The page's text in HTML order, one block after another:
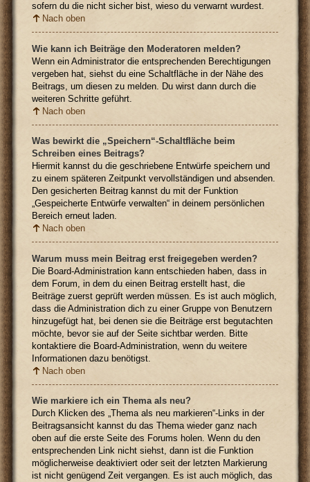
sofern du die nicht sicher bist, wieso du verwarnt wurdest.
Nach oben
Wie kann ich Beiträge den Moderatoren melden?
Wenn ein Administrator die entsprechenden Berechtigungen
vergeben hat, siehst du eine Schaltfläche in der Nähe des
Beitrags, um diesen zu melden. Du wirst dann durch die
weiteren Schritte geführt.
Nach oben
Was bewirkt die „Speichern“-Schaltfläche beim
Schreiben eines Beitrags?
Hiermit kannst du die geschriebene Entwürfe speichern und
zu einem späteren Zeitpunkt vervollständigen und absenden.
Den gesicherten Beitrag kannst du mit der Funktion
„Gespeicherte Entwürfe verwalten“ in deinem persönlichen
Bereich erneut laden.
Nach oben
Warum muss mein Beitrag erst freigegeben werden?
Die Board-Administration kann entschieden haben, dass in
dem Forum, in dem du einen Beitrag erstellt hast, die
Beiträge zuerst geprüft werden müssen. Es ist auch möglich,
dass die Administration dich zu einer Gruppe von Benutzern
hinzugefügt hat, bei denen sie die Beiträge erst begutachten
möchte, bevor sie auf der Seite sichtbar werden. Bitte
kontaktiere die Board-Administration, wenn du weitere
Informationen dazu benötigst.
Nach oben
Wie markiere ich ein Thema als neu?
Durch Klicken des „Thema als neu markieren“-Links in der
Beitragsansicht kannst du das Thema wieder ganz nach
oben auf die erste Seite des Forums holen. Wenn du den
entsprechenden Link nicht siehst, dann ist die Funktion
möglicherweise deaktiviert oder seit der letzten Markierung
ist nicht genügend Zeit vergangen. Es ist auch möglich, das